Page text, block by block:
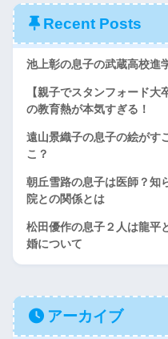
Recent Posts
池上彰の息子の武蔵高校進
【親子でスタンフォード
の教育熱が本気すぎる！
遠山景織子の息子の絵がす
こ？
朝丘雪路の息子は医師？知
院との関係とは
松田優作の息子２人は龍平
婚について
アーカイブ